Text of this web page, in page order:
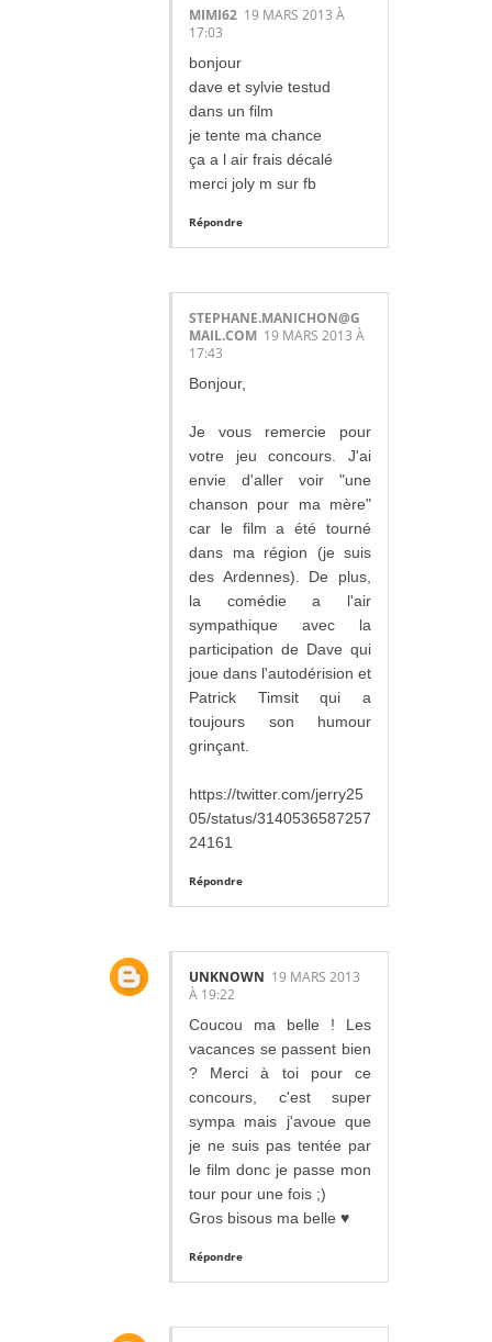
MIMI62 19 MARS 2013 À
17:03
bonjour
dave et sylvie testud
dans un film
je tente ma chance
ça a l air frais décalé
merci joly m sur fb
Répondre
STEPHANE.MANICHON@G
MAIL.COM 19 MARS 2013 À
17:43
Bonjour,
Je vous remercie pour
votre jeu concours. J'ai
envie d'aller voir "une
chanson pour ma mère"
car le film a été tourné
dans ma région (je suis
des Ardennes). De plus,
la comédie a l'air
sympathique avec la
participation de Dave qui
joue dans l'autodérision et
Patrick Timsit qui a
toujours son humour
grinçant.
https://twitter.com/jerry25
05/status/3140536587257
24161
Répondre
UNKNOWN 19 MARS 2013
À 19:22
Coucou ma belle ! Les
vacances se passent bien
? Merci à toi pour ce
concours, c'est super
sympa mais j'avoue que
je ne suis pas tentée par
le film donc je passe mon
tour pour une fois ;)
Gros bisous ma belle ♥
Répondre